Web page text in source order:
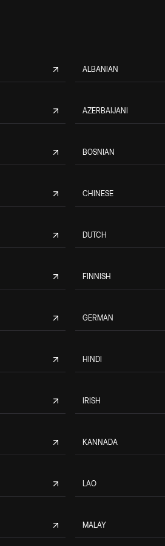
ALBANIAN
AZERBAIJANI
BOSNIAN
CHINESE
DUTCH
FINNISH
GERMAN
HINDI
IRISH
KANNADA
LAO
MALAY